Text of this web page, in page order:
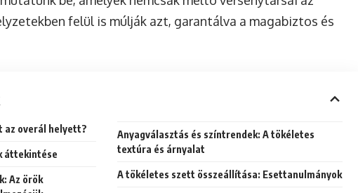
felül is múlják azt, garantálva a magabiztos és
az overál helyett?
áttekintése
Az örök
Anyagválasztás és színtrendek: A tökéletes
textúra és árnyalat
A tökéletes szett összeállítása: Esettanulmányok